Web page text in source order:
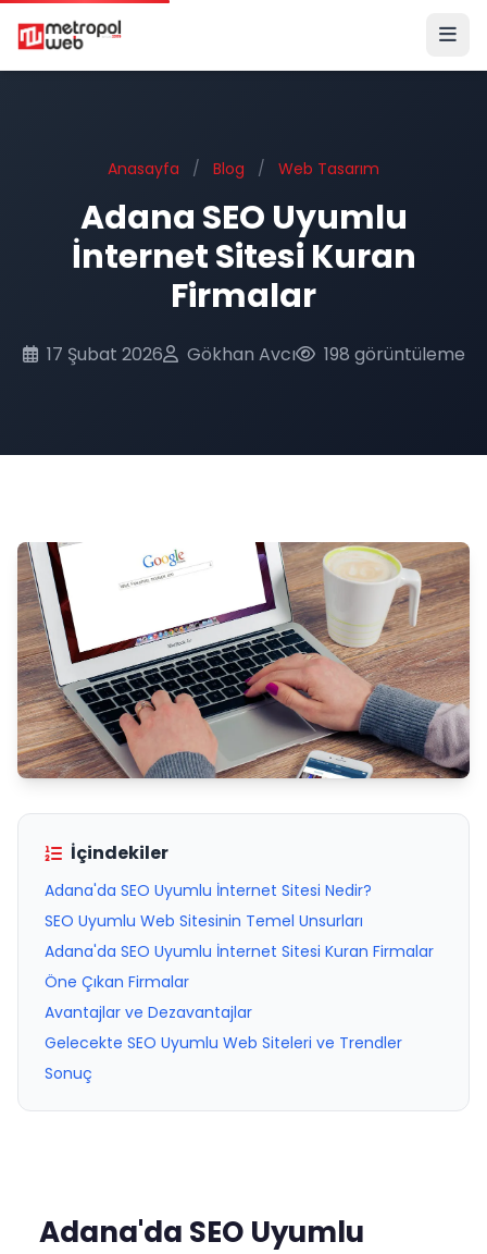
Ana içeriğe geç
Anasayfa / Blog / Web Tasarım
Adana SEO Uyumlu
İnternet Sitesi Kuran
Firmalar
17 Şubat 2026 Gökhan Avcı 198 görüntüleme
İçindekiler
Adana'da SEO Uyumlu İnternet Sitesi Nedir?
SEO Uyumlu Web Sitesinin Temel Unsurları
Adana'da SEO Uyumlu İnternet Sitesi Kuran Firmalar
Öne Çıkan Firmalar
Avantajlar ve Dezavantajlar
Gelecekte SEO Uyumlu Web Siteleri ve Trendler
Sonuç
Adana'da SEO Uyumlu